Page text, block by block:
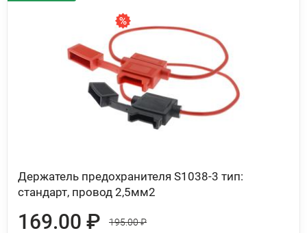
Держатель предохранителя S1038-3 тип:
стандарт, провод 2,5мм2
169.00 ₽ 195.00 ₽